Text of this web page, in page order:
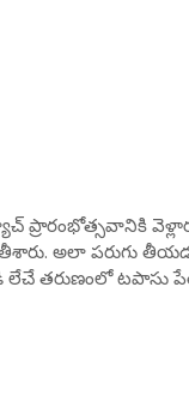
తీశారు. అలా పరుగు
తరుణంలో టపాసు